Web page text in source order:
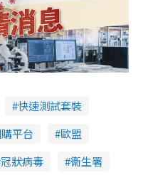
快速測試套裝
平台
歐盟
冠狀病毒 衞生署